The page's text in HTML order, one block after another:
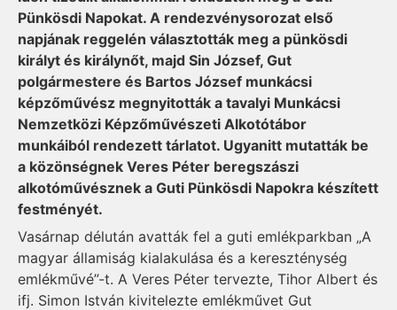
Pünkösdi Napokat. A rendezvénysorozat első
napjának reggelén választották meg a pünkösdi
királyt és királynőt, majd Sin József, Gut
polgármestere és Bartos József munkácsi
képzőművész meg­­­nyitották a tavalyi Munkácsi
Nem­­zetközi Képzőművészeti Alkotótábor
munkáiból rendezett tárlatot. Ugyanitt mu­tatták be
a közönségnek Veres Pé­­ter beregszászi
alkotóművésznek a Guti Pünkösdi Napokra készített
festményét.
Vasárnap délután avatták fel a guti emlékparkban „A
magyar államiság kialakulása és a kereszténység
emlékművé”-t. A Veres Péter tervezte, Tihor Albert és
ifj. Simon István kivitelezte emlékművet Gut